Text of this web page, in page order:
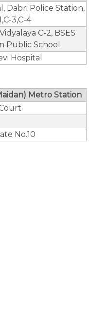
Dabri Police Station,
3,C-4
C-2, BSES
Public School.
Hospital
Metro Station
No.10